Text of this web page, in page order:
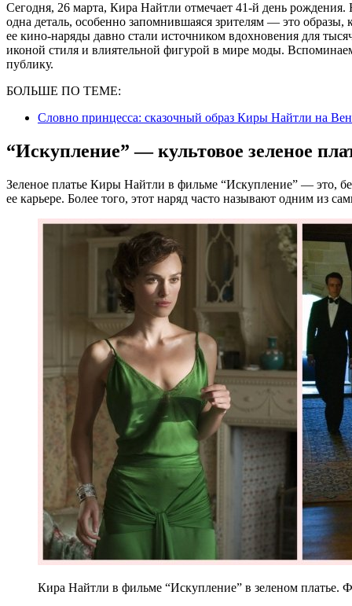
Сегодня, 26 марта, Кира Найтли отмечает 41-й день
одна деталь, особенно запомнившаяся зрителям — это
ее кино-наряды давно стали источником вдохновения для
иконой стиля и влиятельной фигурой в мире моды.
публику.
БОЛЬШЕ ПО ТЕМЕ:
Словно принцесса: сказочный образ Киры Найтли на
“Искупление” — культовое зеленое
Зеленое платье Киры Найтли в фильме “Искупление” — это,
ее карьере. Более того, этот наряд часто называют одним из
Кира Найтли в фильме “Искупление” в зеленом платье.